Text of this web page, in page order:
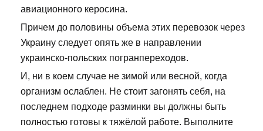
авиационного керосина.
Причем до половины объема этих перевозок через
Украину следует опять же в направлении
украинско-польских погранпереходов.
И, ни в коем случае не зимой или весной, когда
организм ослаблен. Не стоит загонять себя, на
последнем подходе разминки вы должны быть
полностью готовы к тяжёлой работе. Выполните